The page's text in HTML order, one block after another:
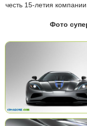
честь 15-летия
Фото